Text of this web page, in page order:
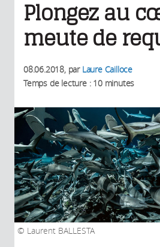
Plongez au
meute de
08.06.2018, par Laure Cailloce
Temps de lecture : 10 minutes
Laurent BALLESTA